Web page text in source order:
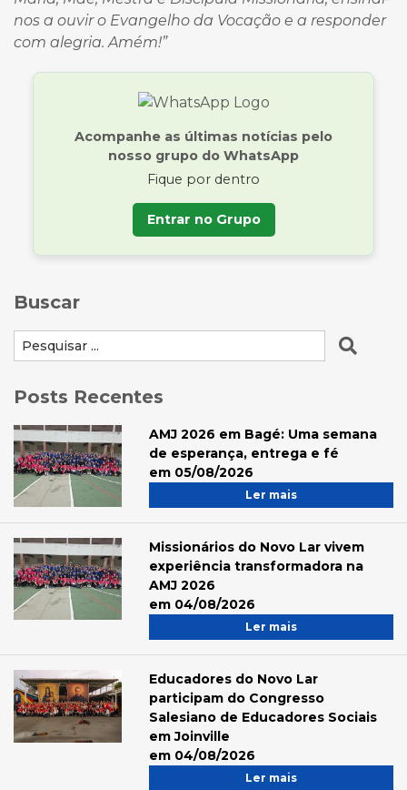
nos a ouvir o Evangelho da Vocação e a responder
com alegria. Amém!”
Acompanhe as últimas notícias pelo
nosso grupo do WhatsApp
Fique por dentro
Entrar no Grupo
Buscar
Posts Recentes
AMJ 2026 em Bagé: Uma semana
de esperança, entrega e fé
em 05/08/2026
Ler mais
Missionários do Novo Lar vivem
experiência transformadora na
AMJ 2026
em 04/08/2026
Ler mais
Educadores do Novo Lar
participam do Congresso
Salesiano de Educadores Sociais
em Joinville
em 04/08/2026
Ler mais